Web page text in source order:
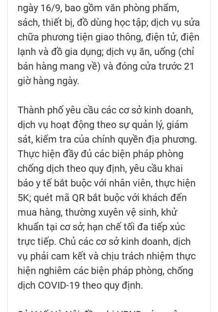
ngày 16/9, bao gồm văn phòng phẩm,
sách, thiết bị, đồ dùng học tập; dịch vụ sửa
chữa phương tiện giao thông, điện tử, điện
lạnh và đồ gia dụng; dịch vụ ăn, uống (chỉ
bán hàng mang về) và đóng cửa trước 21
giờ hàng ngày.
Thành phố yêu cầu các cơ sở kinh doanh,
dịch vụ hoạt động theo sự quản lý, giám
sát, kiểm tra của chính quyền địa phương.
Thực hiện đầy đủ các biện pháp phòng
chống dịch theo quy định, yêu cầu khai
báo y tế bắt buộc với nhân viên, thực hiện
5K; quét mã QR bắt buộc với khách đến
mua hàng, thường xuyên vệ sinh, khử
khuẩn tại cơ sở; hạn chế tối đa tiếp xúc
trực tiếp. Chủ các cơ sở kinh doanh, dịch
vụ phải cam kết và chịu trách nhiệm thực
hiện nghiêm các biện pháp phòng, chống
dịch COVID-19 theo quy định.